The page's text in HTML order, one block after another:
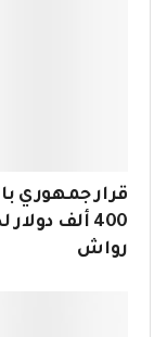
قرار جمهوري
400 ألف
رواش